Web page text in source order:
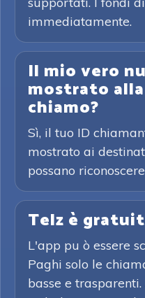
immediatamente.
Il mio vero
mostrato
chiamo?
Sì, il tuo ID
mostrato ai
possano
Telz è
L'app pu ò essere
Paghi solo le
basse e